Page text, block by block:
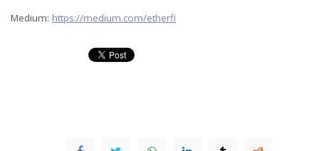
Medium: https://medium.com/etherfi